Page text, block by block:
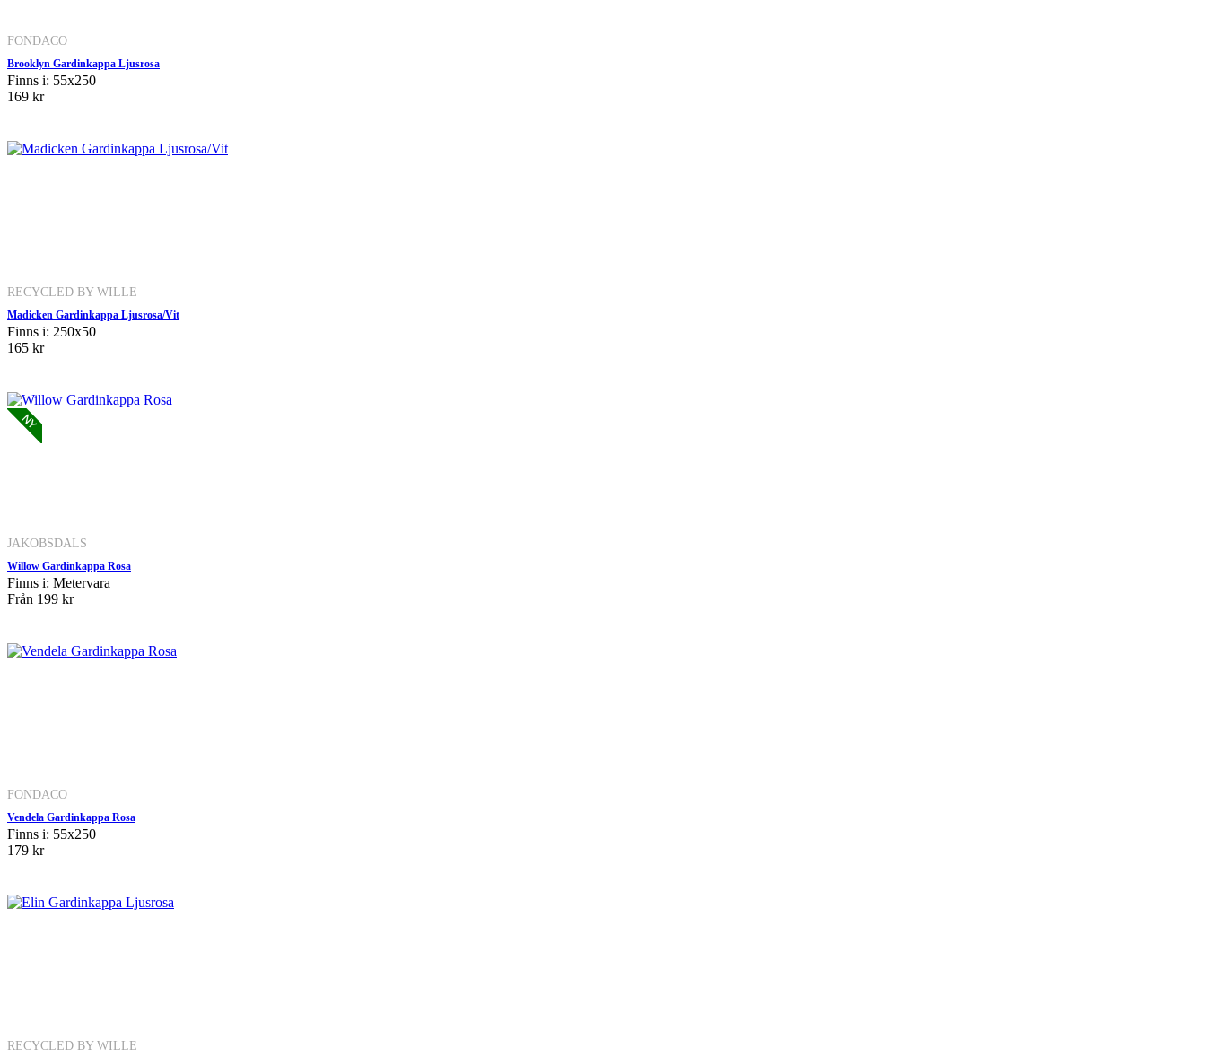
FONDACO
Brooklyn Gardinkappa Ljusrosa
Finns i: 55x250
169 kr
RECYCLED BY WILLE
Madicken Gardinkappa Ljusrosa/Vit
Finns i: 250x50
165 kr
JAKOBSDALS
Willow Gardinkappa Rosa
Finns i: Metervara
Från 199 kr
FONDACO
Vendela Gardinkappa Rosa
Finns i: 55x250
179 kr
RECYCLED BY WILLE